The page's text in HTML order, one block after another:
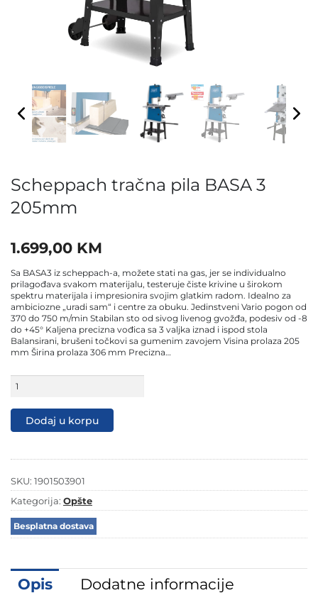
Scheppach tračna pila BASA 3
205mm
1.699,00 KM
Sa BASA3 iz scheppach-a, možete stati na gas, jer se individualno
prilagođava svakom materijalu, testeruje čiste krivine u širokom
spektru materijala i impresionira svojim glatkim radom. Idealno za
ambiciozne „uradi sam“ i centre za obuku. Jedinstveni Vario pogon od
370 do 750 m/min Stabilan sto od sivog livenog gvožđa, podesiv od -8
do +45° Kaljena precizna vođica sa 3 valjka iznad i ispod stola
Balansirani, brušeni točkovi sa gumenim zavojem Visina prolaza 205
mm Širina prolaza 306 mm Precizna…
tračna
BASADodaj u korpu
SKU: 1901503901
Kategorija: Opšte
Besplatna dostava
Opis Dodatne informacije